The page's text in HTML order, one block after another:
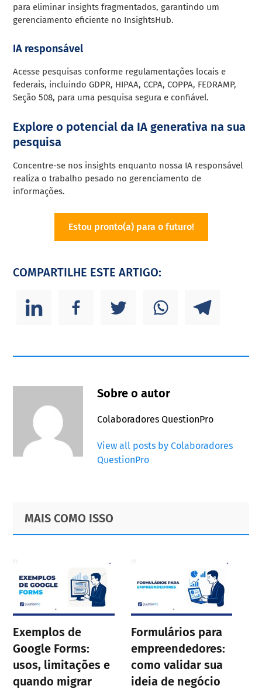
para eliminar insights fragmentados, garantindo um
gerenciamento eficiente no InsightsHub.
IA responsável
Acesse pesquisas conforme regulamentações locais e
federais, incluindo GDPR, HIPAA, CCPA, COPPA, FEDRAMP,
Seção 508, para uma pesquisa segura e confiável.
Explore o potencial da IA generativa na sua
pesquisa
Concentre-se nos insights enquanto nossa IA responsável
realiza o trabalho pesado no gerenciamento de
informações.
Estou pronto(a) para o futuro!
COMPARTILHE ESTE ARTIGO:
Sobre o autor
Colaboradores QuestionPro
View all posts by Colaboradores
QuestionPro
Primary
Sidebar
Footer
MAIS COMO ISSO
Exemplos de
Google Forms:
usos, limitações e
quando migrar
Formulários para
empreendedores:
como validar sua
ideia de negócio